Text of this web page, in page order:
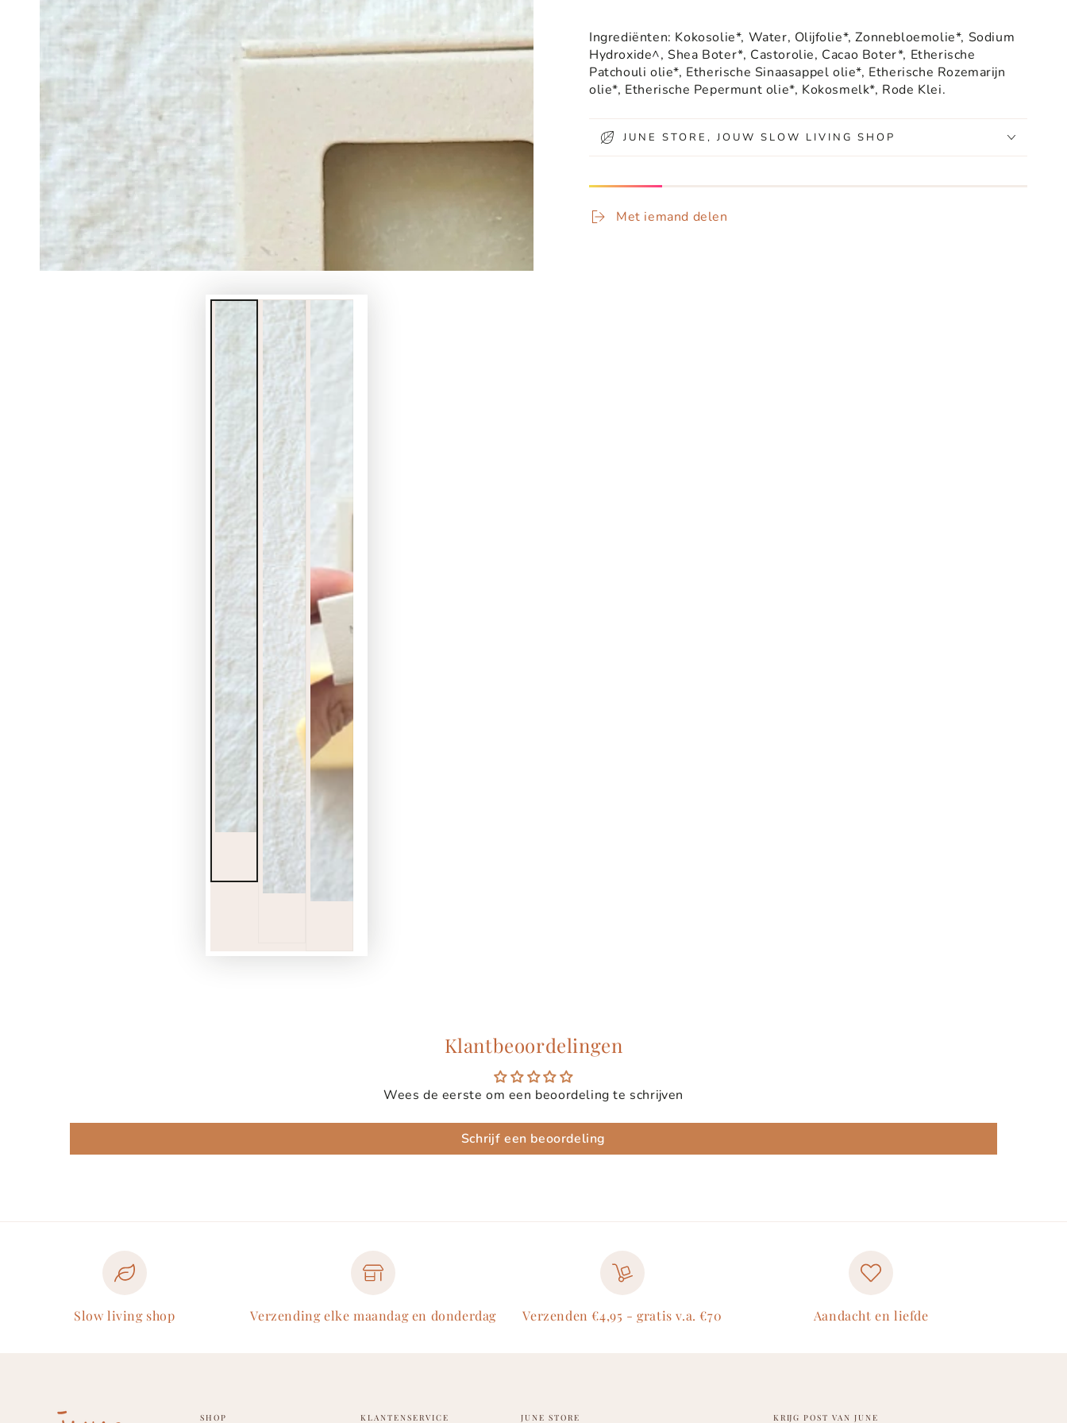
Ingrediënten: Kokosolie*, Water, Olijfolie*, Zonnebloemolie*, Sodium
Hydroxide^, Shea Boter*, Castorolie, Cacao Boter*, Etherische
Patchouli olie*, Etherische Sinaasappel olie*, Etherische Rozemarijn
olie*, Etherische Pepermunt olie*, Kokosmelk*, Rode Klei.
JUNE STORE, JOUW SLOW LIVING SHOP
Met iemand delen
Klantbeoordelingen
Wees de eerste om een beoordeling te schrijven
Schrijf een beoordeling
Slow living shop Verzending elke maandag en donderdag Verzenden €4,95 - gratis v.a. €70 Aandacht en liefde
SHOP KLANTENSERVICE JUNE STORE KRIJG POST VAN JUNE